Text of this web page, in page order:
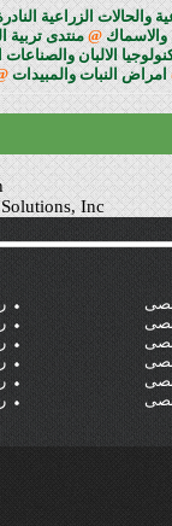
الزراعية
والاسماك @منتدى تربية
الالبان والصناعات
امراض النبات والمبيدات
Inc.